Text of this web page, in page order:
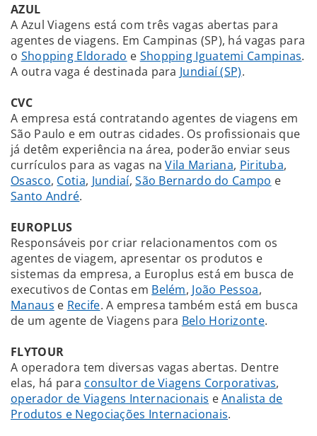
AZUL
A Azul Viagens está com três vagas abertas para
agentes de viagens. Em Campinas (SP), há vagas para
o Shopping Eldorado e Shopping Iguatemi Campinas.
A outra vaga é destinada para Jundiaí (SP).
CVC
A empresa está contratando agentes de viagens em
São Paulo e em outras cidades. Os profissionais que
já detêm experiência na área, poderão enviar seus
currículos para as vagas naVila Mariana, Pirituba,
Osasco, Cotia, Jundiaí,São Bernardo do Campo e
Santo André.
EUROPLUS
Responsáveis por criar relacionamentos com os
agentes de viagem, apresentar os produtos e
sistemas da empresa, a Europlus está em busca de
executivos de Contas em Belém, João Pessoa,
Manaus e Recife. A empresa também está em busca
de um agente de Viagens para Belo Horizonte.
FLYTOUR
A operadora tem diversas vagas abertas. Dentre
elas, há para consultor de Viagens Corporativas,
operador de Viagens Internacionais eAnalista de
Produtos e Negociações Internacionais.